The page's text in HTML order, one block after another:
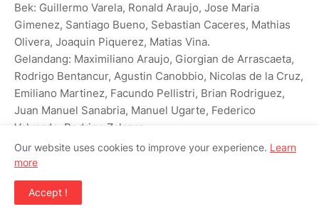
Bek: Guillermo Varela, Ronald Araujo, Jose Maria
Gimenez, Santiago Bueno, ‌Sebastian Caceres, Mathias
Olivera, Joaquin Piquerez, Matias Vina.
Gelandang: Maximiliano Araujo, Giorgian de Arrascaeta,
Rodrigo Bentancur, Agustin Canobbio, Nicolas de la Cruz,
Emiliano Martinez, Facundo Pellistri, Brian Rodriguez,
Juan Manuel Sanabria, Manuel Ugarte, Federico
Valverde, Rodrigo Zalazar.
Penyerang: Rodrigo Aguirre, Federico Vinas, Darwin
Nunez.
AMERIKA SERIKAT
Our website uses cookies to improve your experience. Learn
more
Accept !